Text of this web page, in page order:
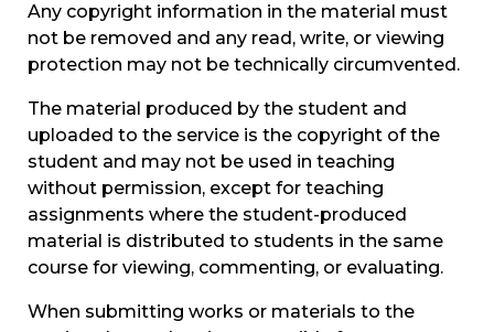
Any copyright information in the material must
not be removed and any read, write, or viewing
protection may not be technically circumvented.
The material produced by the student and
uploaded to the service is the copyright of the
student and may not be used in teaching
without permission, except for teaching
assignments where the student-produced
material is distributed to students in the same
course for viewing, commenting, or evaluating.
When submitting works or materials to the